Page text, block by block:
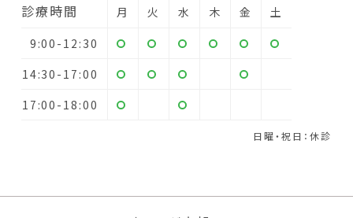
診療時間 月 火 水 木 金
土
9:00-12:30
14:30-17:00
17:00-18:00
日曜・祝日：休診